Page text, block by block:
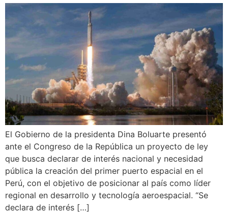
El Gobierno de la presidenta Dina Boluarte presentó
ante el Congreso de la República un proyecto de ley
que busca declarar de interés nacional y necesidad
pública la creación del primer puerto espacial en el
Perú, con el objetivo de posicionar al país como líder
regional en desarrollo y tecnología aeroespacial. “Se
declara de interés […]